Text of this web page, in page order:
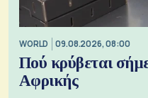
WORLD 09.08.2026, 08:00
Πού κρύβεται
Αφρικής